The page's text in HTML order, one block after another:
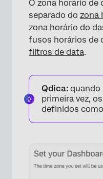
O zona horário de
separado do zona
zona horário do
fusos horários de
filtros de data.
Qdica: quando
primeira vez,
definidos